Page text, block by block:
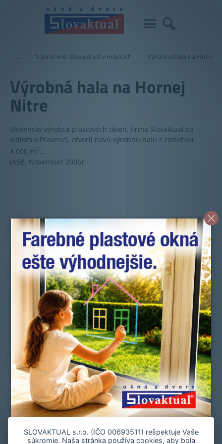
… Súkromné: Slovaktual v médiách Výrobná hala na Hornej
Výrobná hala na Hornej
Nitre
Slovenský výrobca plastových okien, firma Slovaktual so
sídlom v Pravenci, otvoril novú výrobnú halu s rozlohou
4 000 m2…
(ASB, November 2006)
Novinky
Okná a dvere
Zmluvní predajcovia
Referencie
Služby zákazníkom
Manuály a vyhlásenia o parametroch
Cenová ponuka
Spoločnosť
Slovník pojmov
Často kladené otázky
Kontakt
Staňte sa zmluvným predajcom
Mapa stránky
Zásady používania súborov cookie
SLOVAKTUAL s.r.o. (IČO 00693511) rešpektuje Vaše
súkromie. Naša stránka používa cookies, aby bola